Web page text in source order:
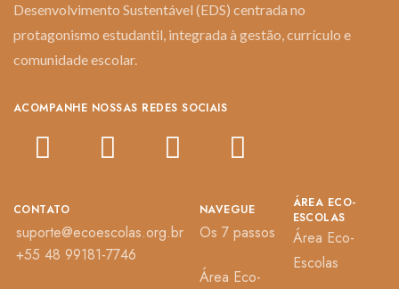
Desenvolvimento Sustentável (EDS) centrada no
protagonismo estudantil, integrada à gestão, currículo e
comunidade escolar.
ACOMPANHE NOSSAS REDES SOCIAIS
NAVEGUE
Os 7 passos
Área Eco-
ÁREA ECO-
ESCOLAS
Área Eco-
Escolas
CONTATO
suporte@ecoescolas.org.br
+55 48 99181-7746